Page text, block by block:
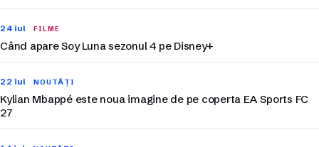
24 iul FILME
Când apare Soy Luna sezonul 4 pe Disney+
22 iul NOUTĂȚI
Kylian Mbappé este noua imagine de pe coperta EA Sports FC
27